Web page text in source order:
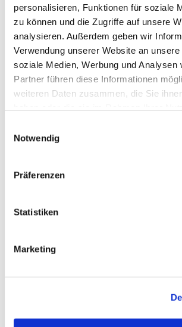
personalisieren, Funktionen für soziale
zu können und die Zugriffe auf unsere
analysieren. Außerdem geben wir
Verwendung unserer Website an
soziale Medien, Werbung und Analysen
Partner führen diese Informationen
weiteren Daten zusammen, die Sie
Notwendig
Präferenzen
Statistiken
Marketing
Dies könnte Sie
interessieren